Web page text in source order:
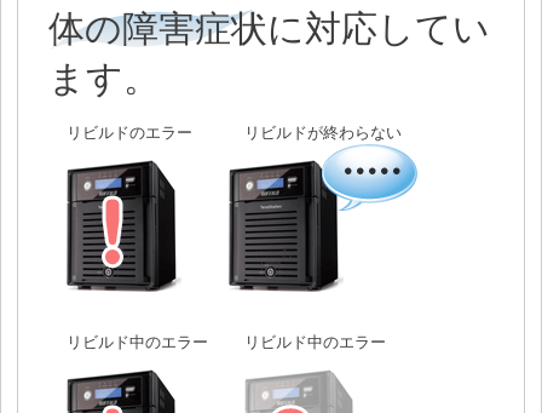
体の障害症状に対応してい
ます。
リビルドのエラー リビルドが終わらない
リビルド中のエラー リビルド中のエラー